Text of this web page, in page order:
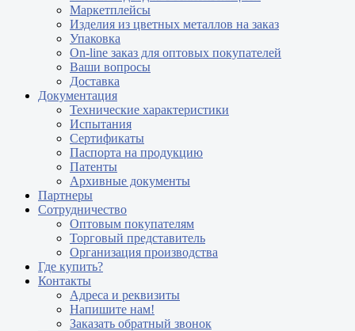
Маркетплейсы
Изделия из цветных металлов на заказ
Упаковка
On-line заказ для оптовых покупателей
Ваши вопросы
Доставка
Документация
Технические характеристики
Испытания
Сертификаты
Паспорта на продукцию
Патенты
Архивные документы
Партнеры
Сотрудничество
Оптовым покупателям
Торговый представитель
Организация производства
Где купить?
Контакты
Адреса и реквизиты
Напишите нам!
Заказать обратный звонок